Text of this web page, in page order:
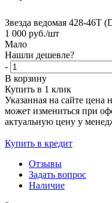
Звезда ведомая 428-46T
1 000 руб./шт
Мало
Нашли дешевле?
-
В корзину
Купить в 1 клик
Указанная на сайте цена
может измениться при
актуальную цену у
Купить в кредит
Отзывы
Задать вопрос
Наличие